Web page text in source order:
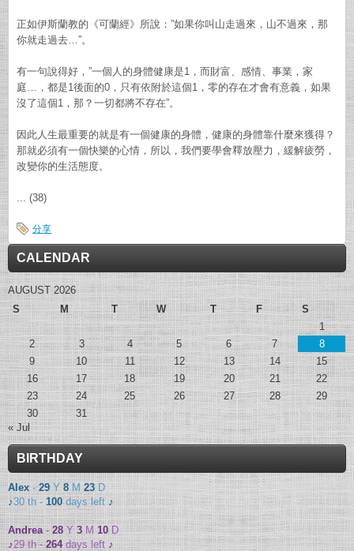
正如伊斯蘭教的《可蘭經》所說：”如果你叫山走過來，山不過來，那
你就走過去…”。
有一句說得好，”一個人的身體健康是1，而財富、感情、事業，家
庭…，都是1後面的0，只有依附於這個1，零的存在才會有意義，如果
沒了這個1，那？一切都將不存在”。
因此人生最重要的就是有一個健康的身體，健康的身體靠什麼來獲得？
那就必須有一個快樂的心情，所以，我們要學會釋放壓力，緩解疲勞，
改變你的生活態度。
... (38)
分享
CALENDAR
AUGUST 2026
S
M T W T F
S
1
2
3 4 5 6 7
8
9
10 11 12 13 14
15
16
17 18 19 20 21
22
23
24 25 26 27 28
29
30
31
« Jul
BIRTHDAY
Alex-29 Y8M23D
♪30 th - 100days left♪
Andrea-28Y3M10D
♪29 th -264days left ♪